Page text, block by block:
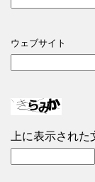
ウェブサイト
上に表示された